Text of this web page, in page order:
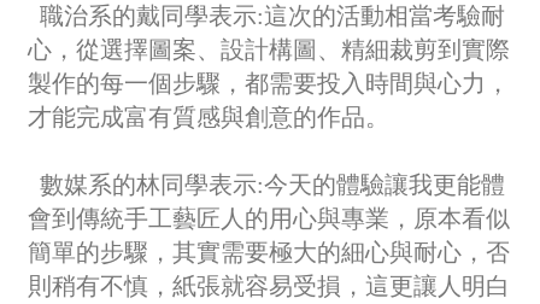
職治系的戴同學表示:這次的活動相當考驗耐
心，從選擇圖案、設計構圖、精細裁剪到實際
製作的每一個步驟，都需要投入時間與心力，
才能完成富有質感與創意的作品。
數媒系的林同學表示:今天的體驗讓我更能體
會到傳統手工藝匠人的用心與專業，原本看似
簡單的步驟，其實需要極大的細心與耐心，否
則稍有不慎，紙張就容易受損，這更讓人明白